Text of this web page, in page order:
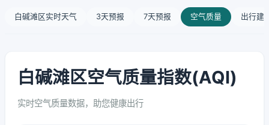
白碱滩区实时天气 3天预报 7天预报 空气质量 出行建
白碱滩区空气质量指数(AQI)
实时空气质量数据，助您健康出行